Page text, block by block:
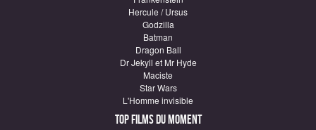
Hercule / Ursus
Godzilla
Batman
Dragon Ball
Dr Jekyll et Mr Hyde
Maciste
Star Wars
L'Homme invisible
Top Films du moment